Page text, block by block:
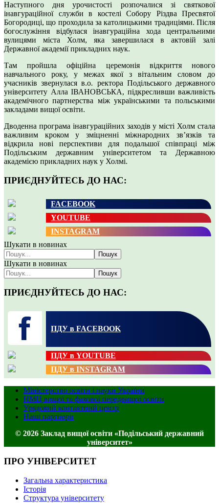
Наступного дня урочистості розпочалися зі святкової
інавгураційної служби в костелі Собору Різдва Пресвятої
Богородиці, що проходила за католицькими традиціями. Після
богослужіння відбулася інавгураційна хода центральними
вулицями міста Холм, яка завершилася в актовій залі
Державної академії прикладних наук.
Там пройшла офіційна церемонія відкриття нового
навчального року, у межах якої з вітальним словом до
учасників звернулася в.о. ректора Подільського державного
університету Алла ІВАНОВСЬКА, підкресливши важливість
академічного партнерства між українськими та польськими
закладами вищої освіти.
Дводенна програма інавгураційних заходів у місті Холм стала
важливим кроком у зміцненні міжнародних зв’язків та
відкрила нові перспективи для подальшої співпраці між
Подільським державним університетом та Державною
академією прикладних наук у Холмі.
ПРИЄДНУЙТЕСЬ ДО НАС:
FACEBOOK
YOUTUBE
INSTAGRAM
Шукати в новинах
Пошук
Шукати в новинах
Пошук
ПРИЄДНУЙТЕСЬ ДО НАС:
ПДУ в FACEBOOK
ПДУ в YOUTUBE
ПДУ в INSTAGRAM
Міністерство освіти і науки України
НМЦ вищої та фахової передвищої освіти
Урядовий контактний центр
Наші партнери
© 2026 Заклад вищої освіти «Подільський державний
університет»
ПРО УНІВЕРСИТЕТ
Загальна характеристика
Історія
Структура університету